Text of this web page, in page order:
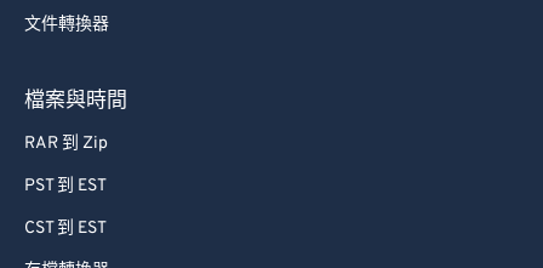
文件轉換器
檔案與時間
RAR 到 Zip
PST 到 EST
CST 到 EST